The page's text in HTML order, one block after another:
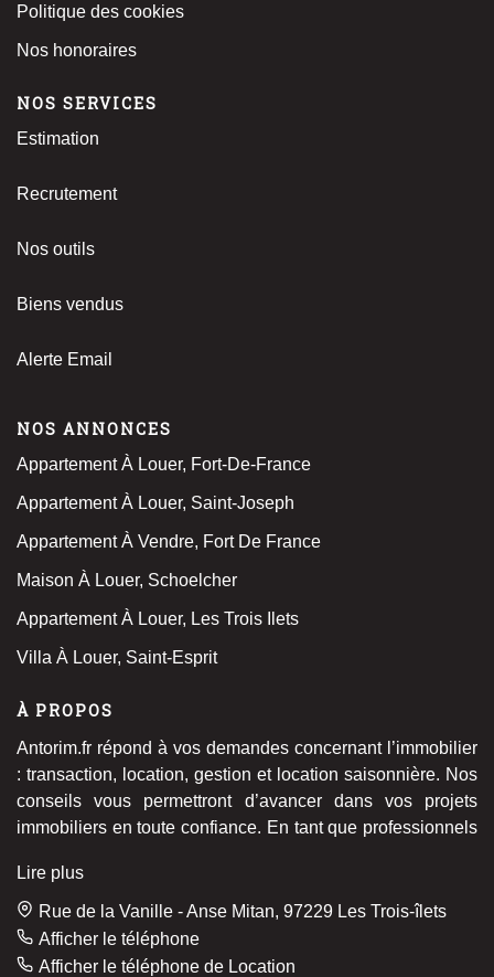
Politique des cookies
Nos honoraires
NOS SERVICES
Estimation
Recrutement
Nos outils
Biens vendus
Alerte Email
NOS ANNONCES
Appartement À Louer, Fort-De-France
Appartement À Louer, Saint-Joseph
Appartement À Vendre, Fort De France
Maison À Louer, Schoelcher
Appartement À Louer, Les Trois Ilets
Villa À Louer, Saint-Esprit
À PROPOS
Antorim.fr répond à vos demandes concernant l’immobilier
: transaction, location, gestion et location saisonnière. Nos
conseils vous permettront d’avancer dans vos projets
immobiliers en toute confiance. En tant que professionnels
l'administration et assurons le suivi complet des
transactions et des locations. Le tout, bien entendu, dans la
plus grande confidentialité.
Lire plus
Rue de la Vanille - Anse Mitan, 97229 Les Trois-îlets
Afficher le téléphone
Afficher le téléphone de Location